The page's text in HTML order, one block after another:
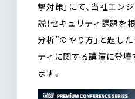
撃対策」にて、当社エン
説！セキュリティ課題を
分析”のやり方」と題し
ティに関する講演に登
ます。